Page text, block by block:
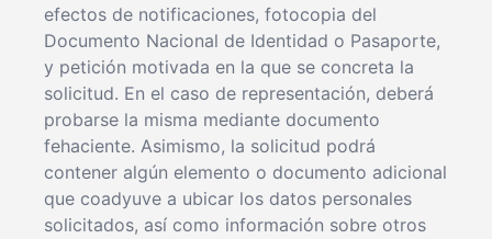
efectos de notificaciones, fotocopia del
Documento Nacional de Identidad o Pasaporte,
y petición motivada en la que se concreta la
solicitud. En el caso de representación, deberá
probarse la misma mediante documento
fehaciente. Asimismo, la solicitud podrá
contener algún elemento o documento adicional
que coadyuve a ubicar los datos personales
solicitados, así como información sobre otros